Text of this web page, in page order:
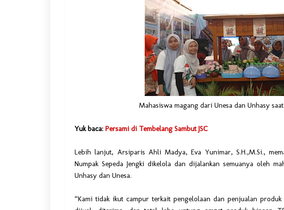
Mahasiswa magang dari Unesa dan Unhasy
Yuk baca: Persami di Tembelang Sambut JSC
Lebih lanjut, Arsiparis Ahli Madya, Eva Yunimar, S.H.,M.Si.,
Numpak Sepeda Jengki dikelola dan dijalankan semuanya oleh
Unhasy dan Unesa.
“Kami tidak ikut campur terkait pengelolaan dan penjualan